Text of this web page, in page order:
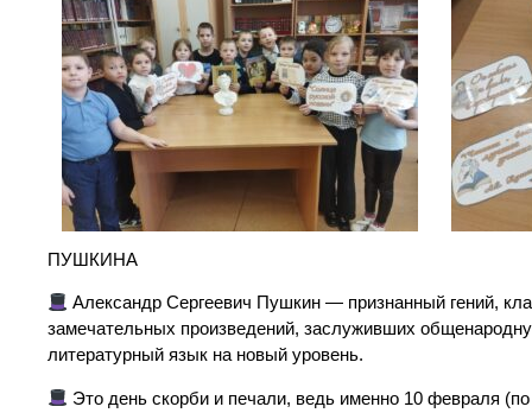
ПУШКИНА
Александр Сергеевич Пушкин — признанный гений,
замечательных произведений, заслуживших
литературный язык на новый уровень.
Это день скорби и печали, ведь именно 10 февраля